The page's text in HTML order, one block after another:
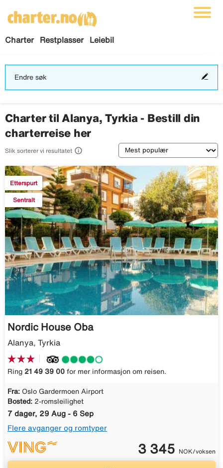
Charter Restplasser Leiebil
Endre søk
Charter til Alanya, Tyrkia - Bestill din
charterreise her
Slik sorterer vi resultatet  Sortering
Etterspurt
Sentralt
Nordic House Oba
Alanya, Tyrkia
Ring 21 49 39 00 for mer informasjon om reisen.
Fra: Oslo Gardermoen Airport
Bosted: 2-romsleilighet
7 dager, 29 Aug - 6 Sep
Flere avganger og romtyper
3 345 NOK/voksen